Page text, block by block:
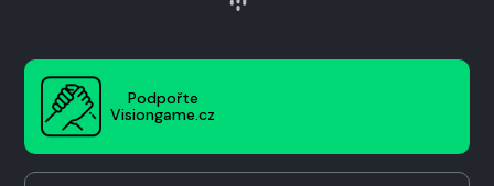
Podpořte
Visiongame.cz